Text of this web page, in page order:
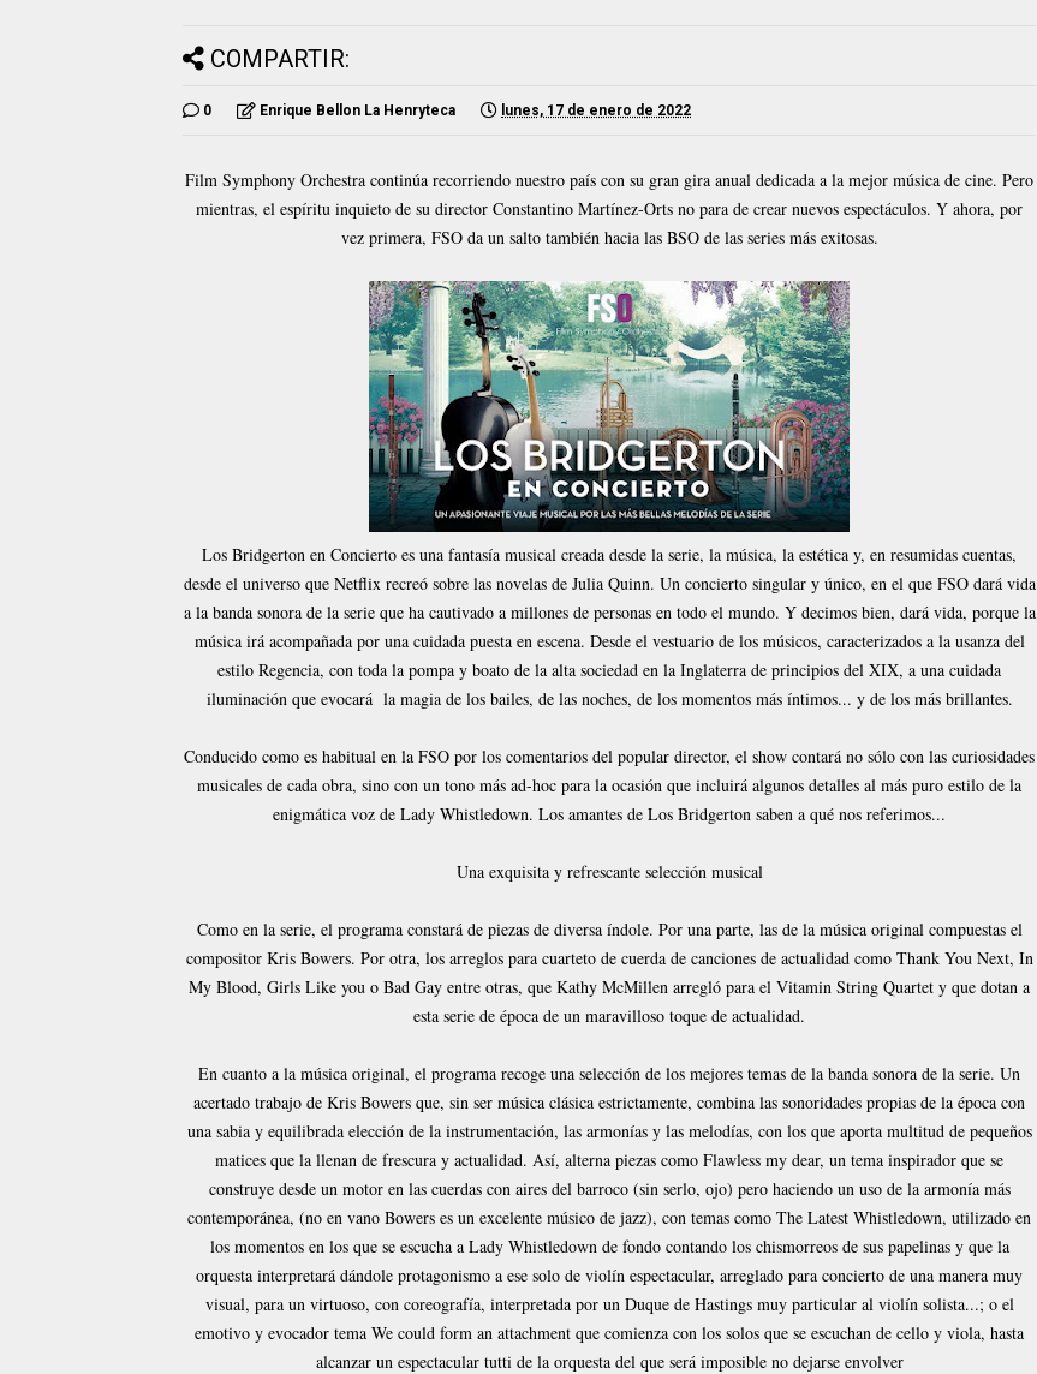
COMPARTIR:
0 Enrique Bellon La Henryteca lunes, 17 de enero de 2022
Film Symphony Orchestra continúa recorriendo nuestro país con su gran gira anual dedicada a la mejor música de cine. Pero
mientras, el espíritu inquieto de su director Constantino Martínez-Orts no para de crear nuevos espectáculos. Y ahora, por
vez primera, FSO da un salto también hacia las BSO de las series más exitosas.
Los Bridgerton en Concierto es una fantasía musical creada desde la serie, la música, la estética y, en resumidas cuentas,
desde el universo que Netflix recreó sobre las novelas de Julia Quinn. Un concierto singular y único, en el que FSO dará vida
a la banda sonora de la serie que ha cautivado a millones de personas en todo el mundo. Y decimos bien, dará vida, porque la
música irá acompañada por una cuidada puesta en escena. Desde el vestuario de los músicos, caracterizados a la usanza del
estilo Regencia, con toda la pompa y boato de la alta sociedad en la Inglaterra de principios del XIX, a una cuidada
iluminación que evocará la magia de los bailes, de las noches, de los momentos más íntimos... y de los más brillantes.
Conducido como es habitual en la FSO por los comentarios del popular director, el show contará no sólo con las curiosidades
musicales de cada obra, sino con un tono más ad-hoc para la ocasión que incluirá algunos detalles al más puro estilo de la
enigmática voz de Lady Whistledown. Los amantes de Los Bridgerton saben a qué nos referimos...
Una exquisita y refrescante selección musical
Como en la serie, el programa constará de piezas de diversa índole. Por una parte, las de la música original compuestas el
compositor Kris Bowers. Por otra, los arreglos para cuarteto de cuerda de canciones de actualidad como Thank You Next, In
My Blood, Girls Like you o Bad Gay entre otras, que Kathy McMillen arregló para el Vitamin String Quartet y que dotan a
esta serie de época de un maravilloso toque de actualidad.
En cuanto a la música original, el programa recoge una selección de los mejores temas de la banda sonora de la serie. Un
acertado trabajo de Kris Bowers que, sin ser música clásica estrictamente, combina las sonoridades propias de la época con
una sabia y equilibrada elección de la instrumentación, las armonías y las melodías, con los que aporta multitud de pequeños
matices que la llenan de frescura y actualidad. Así, alterna piezas como Flawless my dear, un tema inspirador que se
construye desde un motor en las cuerdas con aires del barroco (sin serlo, ojo) pero haciendo un uso de la armonía más
contemporánea, (no en vano Bowers es un excelente músico de jazz), con temas como The Latest Whistledown, utilizado en
los momentos en los que se escucha a Lady Whistledown de fondo contando los chismorreos de sus papelinas y que la
orquesta interpretará dándole protagonismo a ese solo de violín espectacular, arreglado para concierto de una manera muy
visual, para un virtuoso, con coreografía, interpretada por un Duque de Hastings muy particular al violín solista...; o el
emotivo y evocador tema We could form an attachment que comienza con los solos que se escuchan de cello y viola, hasta
alcanzar un espectacular tutti de la orquesta del que será imposible no dejarse envolver